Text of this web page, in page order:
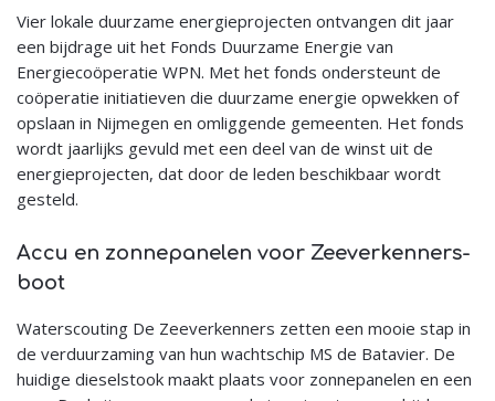
Vier lokale duurzame energieprojecten ontvangen dit jaar
een bijdrage uit het Fonds Duurzame Energie van
Energiecoöperatie WPN. Met het fonds ondersteunt de
coöperatie initiatieven die duurzame energie opwekken of
opslaan in Nijmegen en omliggende gemeenten. Het fonds
wordt jaarlijks gevuld met een deel van de winst uit de
energieprojecten, dat door de leden beschikbaar wordt
gesteld.
Accu en zonnepanelen voor Zeeverkenners-
boot
Waterscouting De Zeeverkenners zetten een mooie stap in
de verduurzaming van hun wachtschip MS de Batavier. De
huidige dieselstook maakt plaats voor zonnepanelen en een